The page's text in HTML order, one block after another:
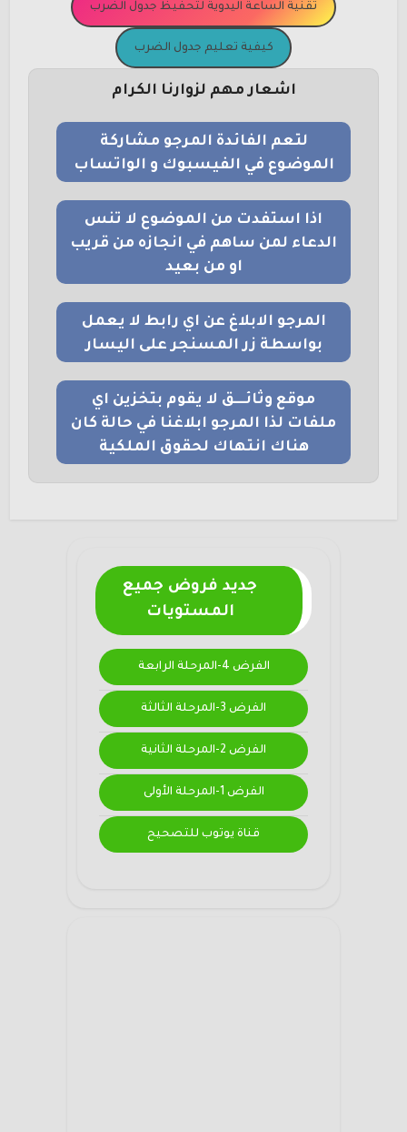
تقنية الساعة اليدوية لتحفيظ جدول الضرب
كيفية تعليم جدول الضرب
اشعار مهم لزوارنا الكرام
لتعم الفائدة المرجو مشاركة
الموضوع في الفيسبوك و الواتساب
اذا استفدت من الموضوع لا تنس
الدعاء لمن ساهم في انجازه من قريب
او من بعيد
المرجو الابلاغ عن اي رابط لا يعمل
بواسطة زر المسنجر على اليسار
موقع وثائــــق لا يقوم بتخزين اي
ملفات لذا المرجو ابلاغنا في حالة كان
هناك انتهاك لحقوق الملكية
جديد فروض جميع
المستويات
الفرض 4-المرحلة الرابعة
الفرض 3-المرحلة الثالثة
الفرض 2-المرحلة الثانية
الفرض 1-المرحلة الأولى
قناة يوتوب للتصحيح